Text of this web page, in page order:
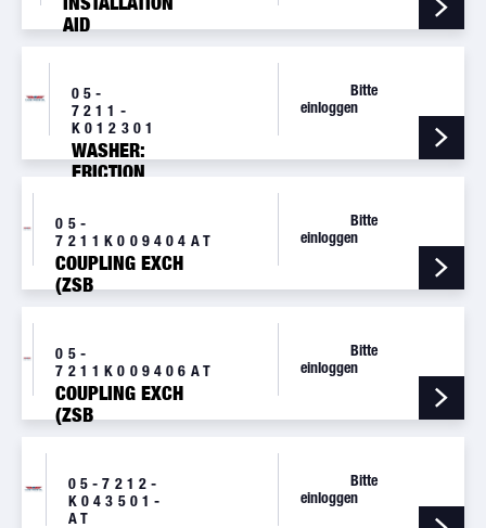
AID
05-
7211-
K012301
WASHER:
FRICTION
Bitte
einloggen
05-
7211K009404AT
COUPLING EXCH
(ZSB
Bitte
einloggen
05-
7211K009406AT
COUPLING EXCH
(ZSB
Bitte
einloggen
05-7212-
K043501-
AT
Bitte
einloggen